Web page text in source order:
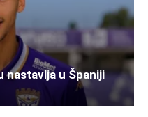
nastavlja u Španiji